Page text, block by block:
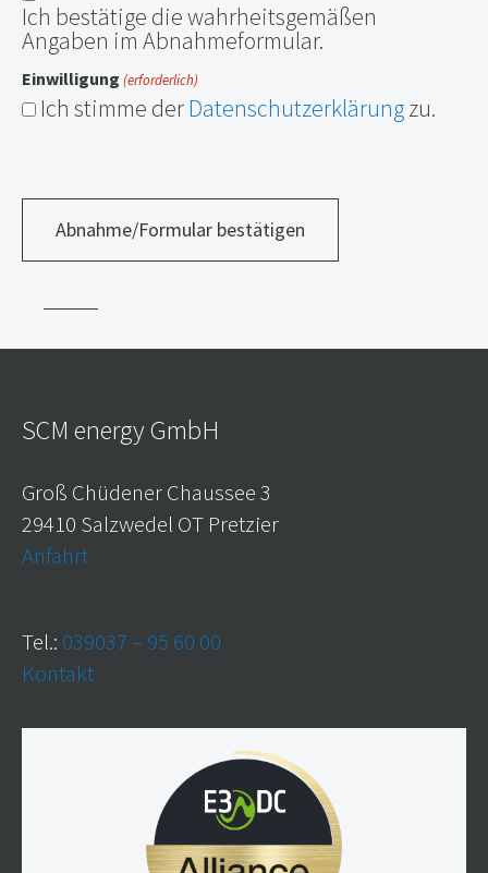
Ich bestätige die wahrheitsgemäßen
Angaben im Abnahmeformular.
Einwilligung (erforderlich)
Ich stimme der Datenschutzerklärungzu.
SCM energy GmbH
Groß Chüdener Chaussee 3
29410 Salzwedel OT Pretzier
Anfahrt
Tel.: 039037 – 95 60 00
Kontakt